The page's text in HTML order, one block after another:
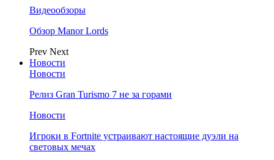
Видеообзоры
Обзор Manor Lords
Prev Next
Новости
Новости
Релиз Gran Turismo 7 не за горами
Новости
Игроки в Fortnite устраивают настоящие дуэли на
световых мечах